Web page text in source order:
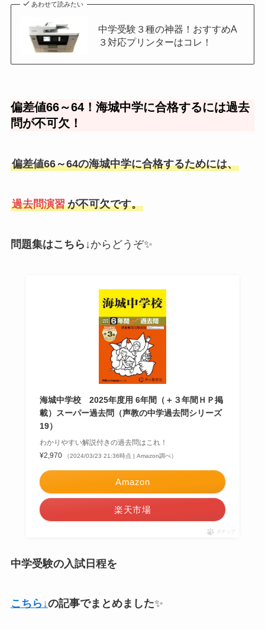
あわせて読みたい
中学受験３種の神器！おすすめA
３対応プリンターはコレ！
偏差値66～64！海城中学に合格するには過去
問が不可欠！
偏差値66～64の海城中学に合格するためには、
過去問演習 が不可欠です。
問題集はこちら↓からどうぞ✨
海城中学校 2025年度用 6年間（＋３年間ＨＰ掲
載）スーパー過去問（声教の中学過去問シリーズ
19）
わかりやすい解説付きの過去問はこれ！
¥2,970
（2024/03/23 21:36時点 | Amazon調べ）
Amazon
楽天市場
ポチップ
中学受験の入試日程を
こちら↓の記事でまとめました✨